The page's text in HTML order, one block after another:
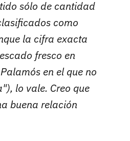
sólo de cantidad
como
la cifra exacta
fresco en
en el que no
lo vale. Creo que
buena relación